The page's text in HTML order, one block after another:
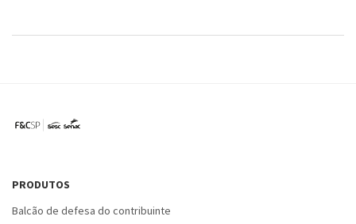
PRODUTOS
Balcão de defesa do contribuinte